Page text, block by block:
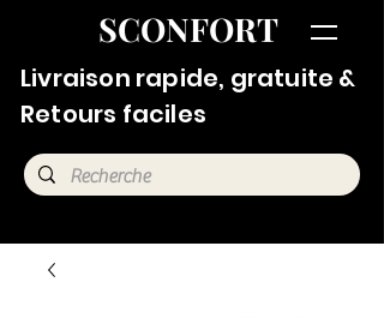
SCONFORT
Livraison rapide, gratuite &
Retours faciles